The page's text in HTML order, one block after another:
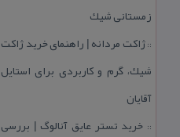
زمستانی شیك
::ژاكت مردانه | راهنمای خرید ژاكت
شیك، گرم و كاربردی برای استایل
آقایان
:: خرید تستر عایق آنالوگ | بررسی